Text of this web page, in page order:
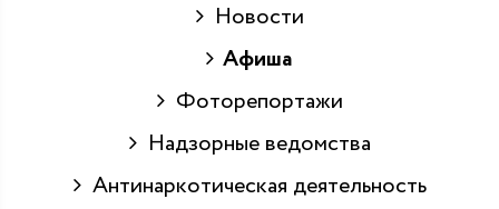
Новости
Афиша
Фоторепортажи
Надзорные ведомства
Антинаркотическая деятельность